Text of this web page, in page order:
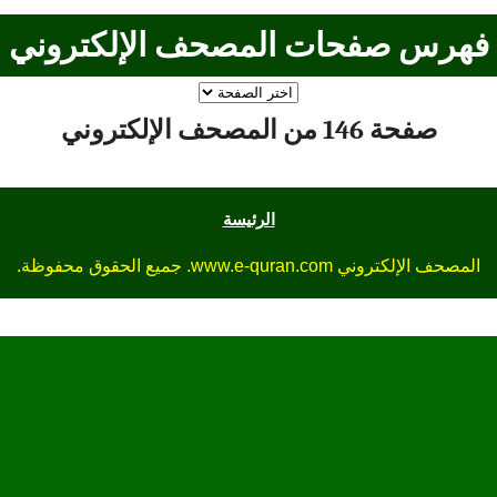
فهرس صفحات المصحف الإلكتروني
صفحة 146 من المصحف الإلكتروني
الرئيسة
المصحف الإلكتروني www.e-quran.com. جميع الحقوق محفوظة.